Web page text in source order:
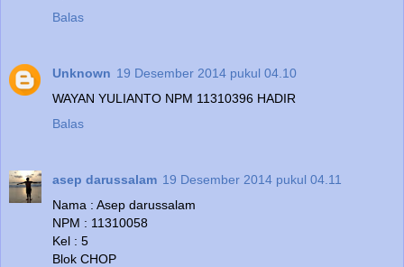
Balas
Unknown 19 Desember 2014 pukul 04.10
WAYAN YULIANTO NPM 11310396 HADIR
Balas
asep darussalam 19 Desember 2014 pukul 04.11
Nama : Asep darussalam
NPM : 11310058
Kel : 5
Blok CHOP